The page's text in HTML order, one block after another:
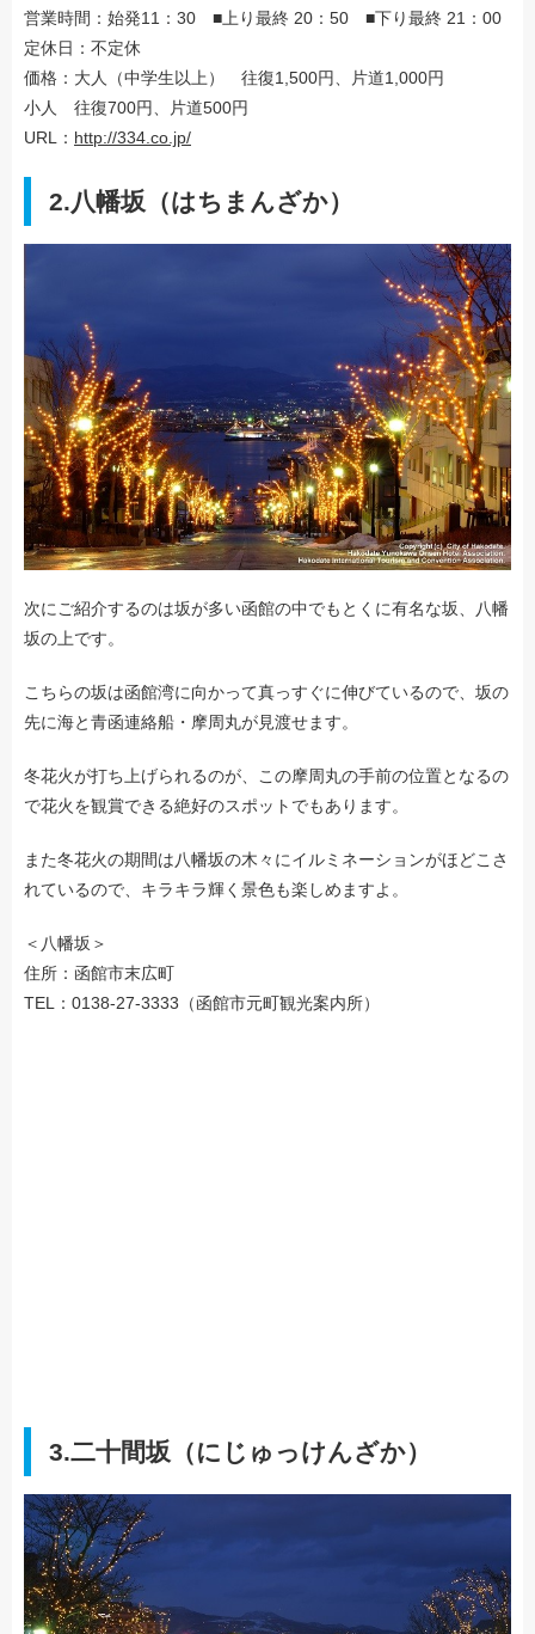
営業時間：始発11：30 ■上り最終 20：50 ■下り最終 21：00
定休日：不定休
価格：大人（中学生以上） 往復1,500円、片道1,000円
小人 往復700円、片道500円
URL： http://334.co.jp/
2.八幡坂（はちまんざか）
次にご紹介するのは坂が多い函館の中でもとくに有名な坂、八幡
坂の上です。
こちらの坂は函館湾に向かって真っすぐに伸びているので、坂の
先に海と青函連絡船・摩周丸が見渡せます。
冬花火が打ち上げられるのが、この摩周丸の手前の位置となるの
で花火を観賞できる絶好のスポットでもあります。
また冬花火の期間は八幡坂の木々にイルミネーションがほどこさ
れているので、キラキラ輝く景色も楽しめますよ。
＜八幡坂＞
住所：函館市末広町
TEL：0138-27-3333（函館市元町観光案内所）
3.二十間坂（にじゅっけんざか）